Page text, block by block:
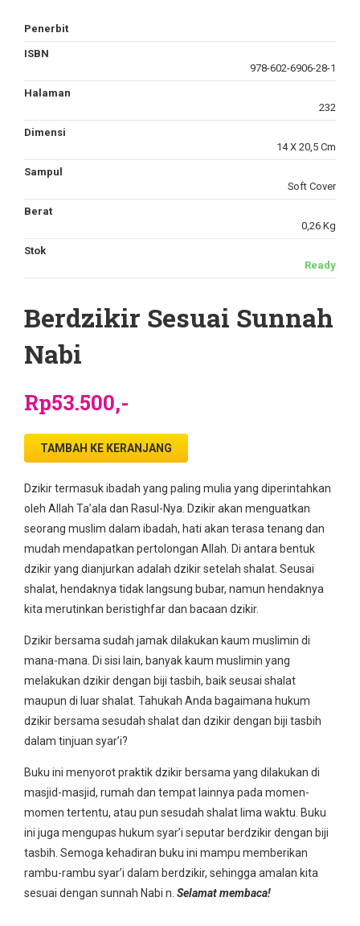
Penerbit
ISBN
978-602-6906-28-1
Halaman
232
Dimensi
14 X 20,5 Cm
Sampul
Soft Cover
Berat
0,26 Kg
Stok
Ready
Berdzikir Sesuai Sunnah
Nabi
Rp53.500,-
TAMBAH KE KERANJANG
Dzikir termasuk ibadah yang paling mulia yang diperintahkan
oleh Allah Ta’ala dan Rasul-Nya. Dzikir akan menguatkan
seorang muslim dalam ibadah, hati akan terasa tenang dan
mudah mendapatkan pertolongan Allah. Di antara bentuk
dzikir yang dianjurkan adalah dzikir setelah shalat. Seusai
shalat, hendaknya tidak langsung bubar, namun hendaknya
kita merutinkan beristighfar dan bacaan dzikir.
Dzikir bersama sudah jamak dilakukan kaum muslimin di
mana-mana. Di sisi lain, banyak kaum muslimin yang
melakukan dzikir dengan biji tasbih, baik seusai shalat
maupun di luar shalat. Tahukah Anda bagaimana hukum
dzikir bersama sesudah shalat dan dzikir dengan biji tasbih
dalam tinjuan syar’i?
Buku ini menyorot praktik dzikir bersama yang dilakukan di
masjid-masjid, rumah dan tempat lainnya pada momen-
momen tertentu, atau pun sesudah shalat lima waktu. Buku
ini juga mengupas hukum syar’i seputar berdzikir dengan biji
tasbih. Semoga kehadiran buku ini mampu memberikan
rambu-rambu syar’i dalam berdzikir, sehingga amalan kita
sesuai dengan sunnah Nabi n. Selamat membaca!